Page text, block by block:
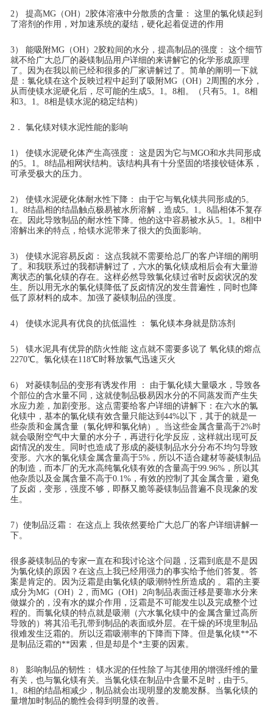
2） 提高MG（OH）2胶体溶液中分散质的含量： 这里的氯化镁起到
了溶剂的作用，对加速系统的凝结，硬化起着促进的作用
3） 能吸附MG（OH）2胶粒间的水分，提高制品的强度： 这个细节
就不给广大总厂的菱镁制品用户详细的来讲解它的化学形成原理
了。因为在我以前已经和很多的厂家讲解过了。简单的阐明一下就
是：氯化镁在这个反映过程中起到了吸附MG（OH）2周围的水分，
从而使镁水泥硬化后，尽可能的生成5。1。8相。（只有5。1。8相
和3。1。8相是镁水泥的稳定结构）
2． 氯化镁对镁水泥性能的影响
1） 使镁水泥硬化体产生高强度： 这是因为它与MGO和水共同形成
的5。1。8结晶相网状结构。该结构具有十分坚固的塔接铰链体系，
可承受极大的压力。
2） 使镁水泥硬化体耐水性下降： 由于它与氧化镁共同形成的5。
1。8结晶相的结晶触点极易被水所溶解，造成5。1。8晶相体不复存
在。因此导致制品的耐水性下降。他的这中容易被水从5。1。8相中
溶解出来的特点，给镁水泥带来了很大的负面影响。
3） 使镁水泥容易反卤： 这点我就不需要给总厂的客户详细的阐明
了。和我联系过的我都讲解过了，六水的氯化镁成相后会有大量游
离状态的氯化镁的存在。这样必然导致氯化镁过省时反卤状况的发
生。所以用无水的氯化镁降低了反卤情况的发生普遍性，同时也降
低了原材料的成本。加强了菱镁制品的强度。
4） 使镁水泥具有优良的抗低温性 ： 氯化镁本身就是防冻剂
5） 镁水泥具有优异的防火性能 这点就不需要多说了 氧化镁的熔点
2270℃。氯化镁在118℃时释放氯气迅速灭火
6） 对菱镁制品的变形有诱发作用 ： 由于氯化镁大量吸水，导致各
个部位的含水量不同，这就使制品极易因水分的不同蒸发而产生失
水应力差，加剧变形。这点需要给客户详细的讲解下：在六水的氯
化镁中，基本的氯化镁有效含量只能达到44%以下，其于的就是一
些杂质和金属含量（氯化钾和氯化钠）。当这些金属含量高于2%时
就会吸附空气中大量的水分子，再进行化学反应，这样就出现可反
卤情况的发生。同时也造成了形成的菱镁制品水分分布不均匀导致
变形。六水的氯化镁金属含量高于5%，所以不适合建材等菱镁制品
的制造，而本厂的无水高纯氯化镁有效的含量高于99.96%，所以其
他杂质以及金属含量不高于0.1%，有效的控制了其金属含量，避免
了反卤，变形，强度不够，即酥又脆等菱镁制品普遍不良现象的发
生。
7）使制品泛霜： 在这点上 我依然要给广大总厂的客户详细讲解一
下。
很多菱镁制品的专家一直在和我讨论这个问题，泛霜到底是不是因
为氯化镁的原因？在这点上我已经用强力的事实给予他们答复。答
案是肯定的。因为泛霜是由氯化镁的吸潮特性所造成的 。霜的主要
成分为MG（OH）2，而MG（OH）2向制品表面迁移是要靠水分来
做媒介的，没有水的媒介作用，泛霜是不可能发生以及完成整个过
程的。而氯化镁的特点就是吸潮（六水氯化镁中的金属含量过高所
导致的）将其沿毛孔带到制品的表面或外层。在干燥的环境里制品
很难发生泛霜的。所以泛霜吸潮率的下降而下降。但是氯化镁**不
是制品泛霜的**因素，但是却是个*主要的因素。
8） 影响制品的韧性： 镁水泥的任性除了与其使用的增强纤维的量
有关，也与氯化镁有关。当氯化镁在制品中含量不足时，由于5。
1。8相的结晶相减少，制品就会出现明显的发脆发酥。当氯化镁的
量增加时制品的脆性会得到明显的改善。